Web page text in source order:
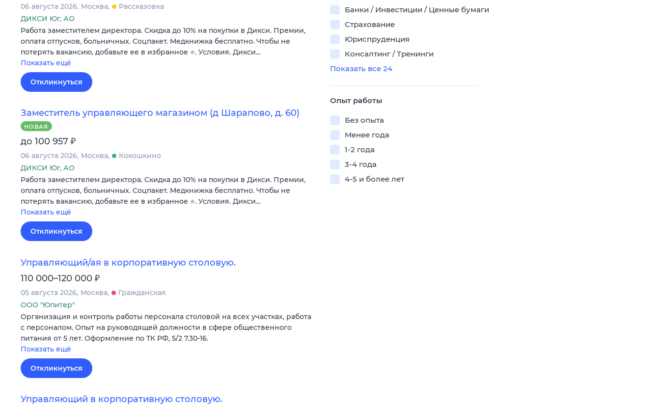
06 августа 2026 Москва
Рассказовка
ДИКСИ Юг, АО
Работа заместителем директора. Скидка до 10% на покупки в Дикси. Премии,
оплата отпусков, больничных. Соцпакет. Медкнижка бесплатно. Чтобы не
потерять вакансию, добавьте ее в избранное ⭐. Условия. Дикси…
Показать ещё
Откликнуться
Заместитель управляющего магазином (д Шарапово, д. 60)
НОВАЯ
до 100 957 ₽
06 августа 2026 Москва
Кокошкино
ДИКСИ Юг, АО
Работа заместителем директора. Скидка до 10% на покупки в Дикси. Премии,
оплата отпусков, больничных. Соцпакет. Медкнижка бесплатно. Чтобы не
потерять вакансию, добавьте ее в избранное ⭐. Условия. Дикси…
Показать ещё
Откликнуться
Управляющий/ая в корпоративную столовую.
110 000–120 000 ₽
05 августа 2026 Москва
Гражданская
ООО "Юпитер"
Организация и контроль работы персонала столовой на всех участках, работа
с персоналом. Опыт на руководящей должности в сфере общественного
питания от 5 лет. Оформление по ТК РФ, 5/2 7.30-16.
Показать ещё
Откликнуться
Управляющий в корпоративную столовую.
Банки / Инвестиции / Ценные бумаги
Страхование
Юриспруденция
Консалтинг / Тренинги
Показать все 24
Опыт работы
Без опыта
Менее года
1-2 года
3-4 года
4-5 и более лет